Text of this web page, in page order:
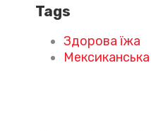
Tags
Здорова їжа